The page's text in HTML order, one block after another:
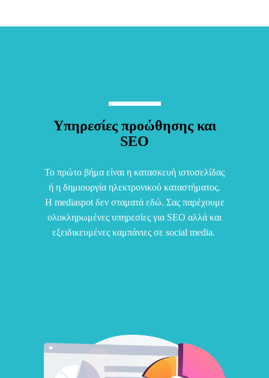
Υπηρεσίες προώθησης και
SEO
Το πρώτο βήμα είναι η κατασκευή ιστοσελίδας
ή η δημιουργία ηλεκτρονικού καταστήματος.
H mediaspot δεν σταματά εδώ. Σας παρέχουμε
ολοκληρωμένες υπηρεσίες για SEO αλλά και
εξειδικευμένες καμπάνιες σε social media.